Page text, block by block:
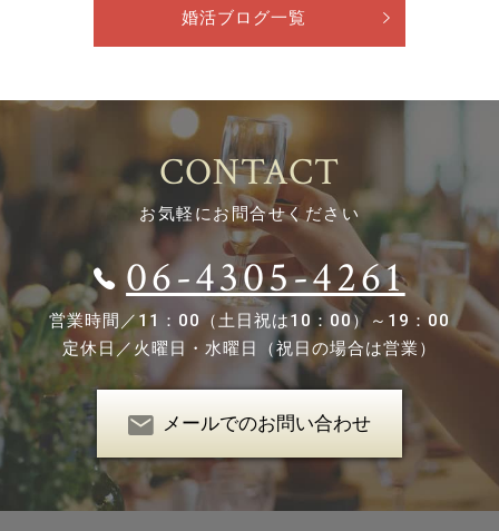
婚活ブログ一覧
CONTACT
お気軽にお問合せください
06-4305-4261
営業時間／ 11：00（土日祝は10：00）～19：00
定休日／火曜日・水曜日（祝日の場合は営業）
メールでのお問い合わせ